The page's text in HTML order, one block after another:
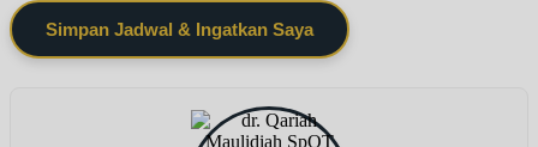
Simpan Jadwal & Ingatkan Saya